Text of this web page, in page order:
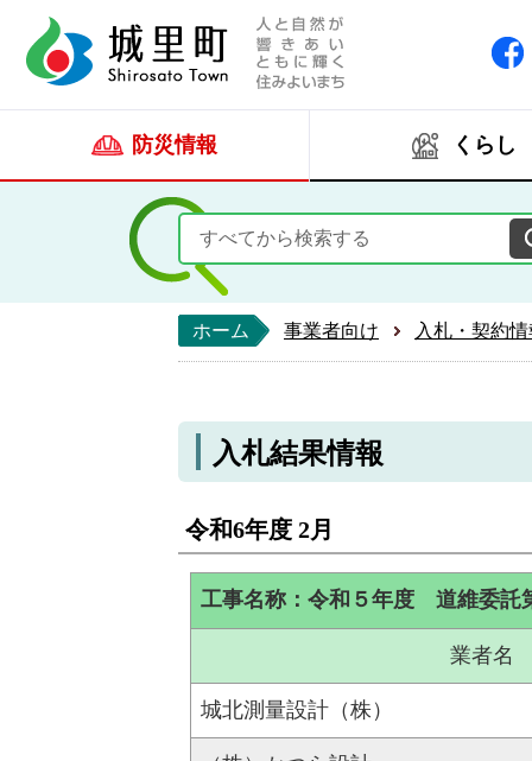
防災情報 くらし
ホーム 事業者向け 入札・契約
入札結果情報
令和6年度 2月
工事名称：令和５年度 道維委
業者名
城北測量設計（株）